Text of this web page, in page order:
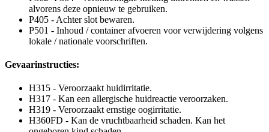
alvorens deze opnieuw te gebruiken.
P405 - Achter slot bewaren.
P501 - Inhoud / container afvoeren voor verwijdering volgens
lokale / nationale voorschriften.
Gevaarinstructies:
H315 - Veroorzaakt huidirritatie.
H317 - Kan een allergische huidreactie veroorzaken.
H319 - Veroorzaakt ernstige oogirritatie.
H360FD - Kan de vruchtbaarheid schaden. Kan het